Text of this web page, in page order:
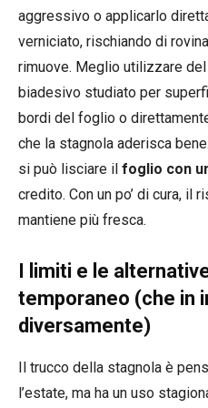
aggressivo o applicarlo
verniciato, rischiando di
rimuove. Meglio utilizzare
biadesivo studiato per
bordi del foglio o
che la stagnola aderisca
si può lisciare il foglio con
credito. Con un po’ di cura, il
mantiene più fresca.
I limiti e le
temporaneo (che in
diversamente)
Il trucco della stagnola è
l’estate, ma ha un uso